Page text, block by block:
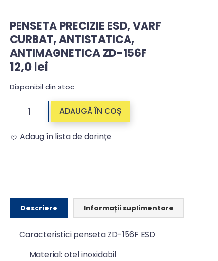
PENSETA PRECIZIE ESD, VARF
CURBAT, ANTISTATICA,
ANTIMAGNETICA ZD-156F
12,0lei
Disponibil din stoc
ADAUGĂ ÎN COȘ
Adaug în lista de dorințe
Descriere Informații suplimentare
Caracteristici penseta ZD-156F ESD
Material: otel inoxidabil